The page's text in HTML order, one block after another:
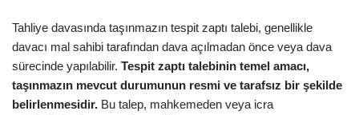
Tahliye davasında taşınmazın tespit zaptı talebi, genellikle
davacı mal sahibi tarafından dava açılmadan önce veya dava
sürecinde yapılabilir. Tespit zaptı talebinin temel amacı,
taşınmazın mevcut durumunun resmi ve tarafsız bir şekilde
belirlenmesidir. Bu talep, mahkemeden veya icra